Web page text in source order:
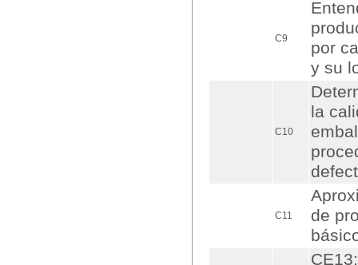
C9
por
y su
C10
la
C11
de